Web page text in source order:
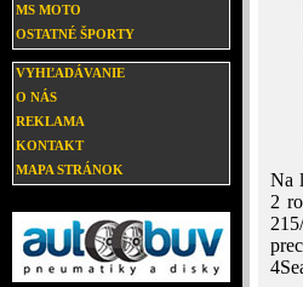
MS MOTO
OSTATNÉ ŠPORTY
VYHĽADÁVANIE
O NÁS
REKLAMA
KONTAKT
MAPA STRÁNOK
Na
2